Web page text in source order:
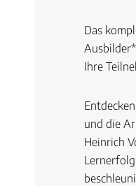
Das
Ihre
und die
Heinrich